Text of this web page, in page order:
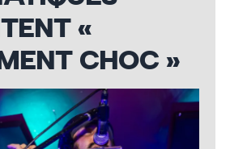
«
CHOC »